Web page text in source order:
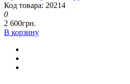
Код товара: 20214
0
2 600грн.
В корзину